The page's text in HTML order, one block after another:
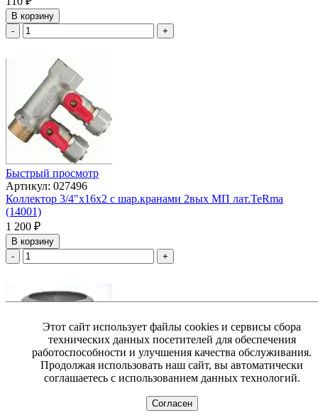
В корзину
-
+
Быстрый просмотр
Артикул: 027496
Коллектор 3/4"х16х2 с шар.кранами 2вых МП лат.TeRma
(14001)
1 200 ₽
В корзину
-
+
Этот сайт использует файлы cookies и сервисы сбора
технических данных посетителей для обеспечения
работоспособности и улучшения качества обслуживания.
Продолжая использовать наш сайт, вы автоматически
соглашаетесь с использованием данных технологий.
Согласен